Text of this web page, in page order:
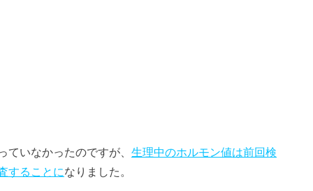
いなかったのですが、 生理中のホルモン値は前回検
することになりました。